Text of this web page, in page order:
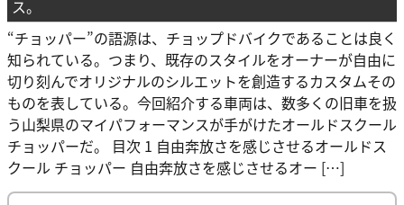
ス。
“チョッパー”の語源は、チョップドバイクであることは良く
知られている。つまり、既存のスタイルをオーナーが自由に
切り刻んでオリジナルのシルエットを創造するカスタムその
ものを表している。今回紹介する車両は、数多くの旧車を扱
う山梨県のマイパフォーマンスが手がけたオールドスクール
チョッパーだ。 目次 1 自由奔放さを感じさせるオールドス
クール チョッパー 自由奔放さを感じさせるオー […]